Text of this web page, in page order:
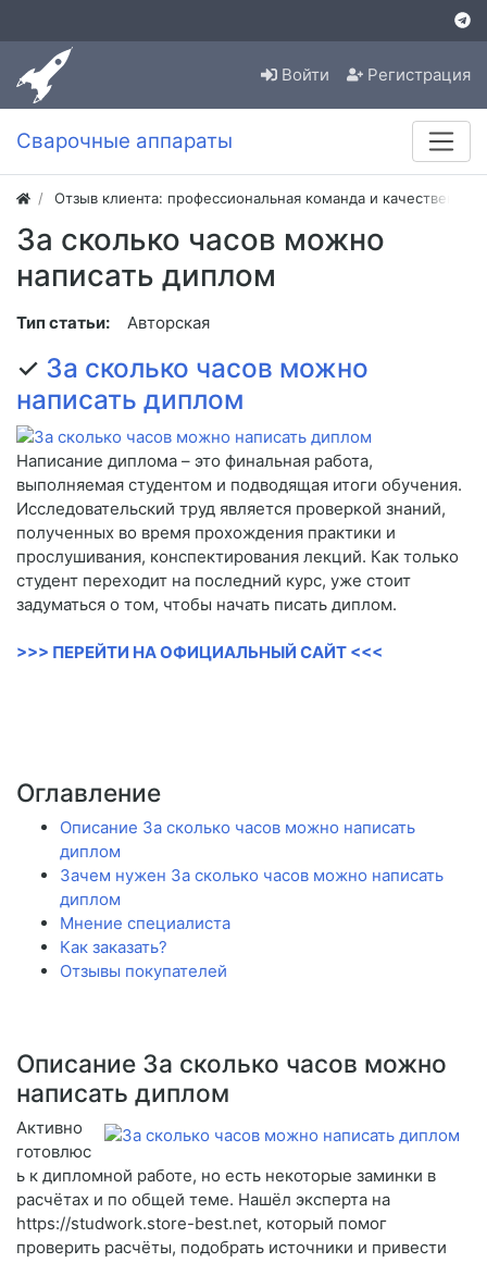
Войти Регистрация
Сварочные аппараты
Отзыв клиента: профессиональная команда и
За сколько часов можно
написать диплом
Тип статьи: Авторская
✓ За сколько часов можно
написать диплом
Написание диплома – это финальная работа,
выполняемая студентом и подводящая итоги обучения.
Исследовательский труд является проверкой знаний,
полученных во время прохождения практики и
прослушивания, конспектирования лекций. Как только
студент переходит на последний курс, уже стоит
задуматься о том, чтобы начать писать диплом.
>>> ПЕРЕЙТИ НА ОФИЦИАЛЬНЫЙ САЙТ <<<
Оглавление
Описание За сколько часов можно написать
диплом
Зачем нужен За сколько часов можно написать
диплом
Мнение специалиста
Как заказать?
Отзывы покупателей
Описание За сколько часов можно
написать диплом
Активно
готовлюс
ь к дипломной работе, но есть некоторые заминки в
расчётах и по общей теме. Нашёл эксперта на
https://studwork.store-best.net, который помог
проверить расчёты, подобрать источники и привести